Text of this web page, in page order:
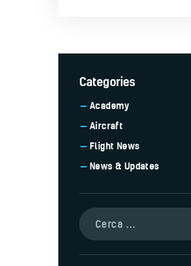
Categories
Academy
Aircraft
Flight News
News & Updates
Ricerca
per: